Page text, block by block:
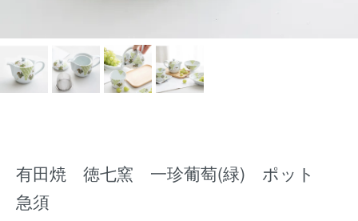
有田焼 徳七窯 一珍葡萄(緑) ポット
急須